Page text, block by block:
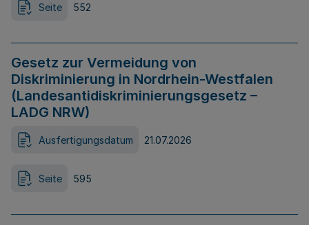
Seite 552
Gesetz zur Vermeidung von
Diskriminierung in Nordrhein-Westfalen
(Landesantidiskriminierungsgesetz –
LADG NRW)
Ausfertigungsdatum 21.07.2026
Seite 595